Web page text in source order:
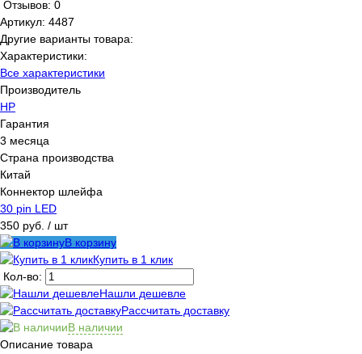
Отзывов: 0
Артикул: 4487
Другие варианты товара:
Характеристики:
Все характеристики
Производитель
HP
Гарантия
3 месяца
Страна производства
Китай
Коннектор шлейфа
30 pin LED
350 руб. / шт
В корзину
Купить в 1 клик
Кол-во:
Нашли дешевле
Рассчитать доставку
В наличии
Описание товара